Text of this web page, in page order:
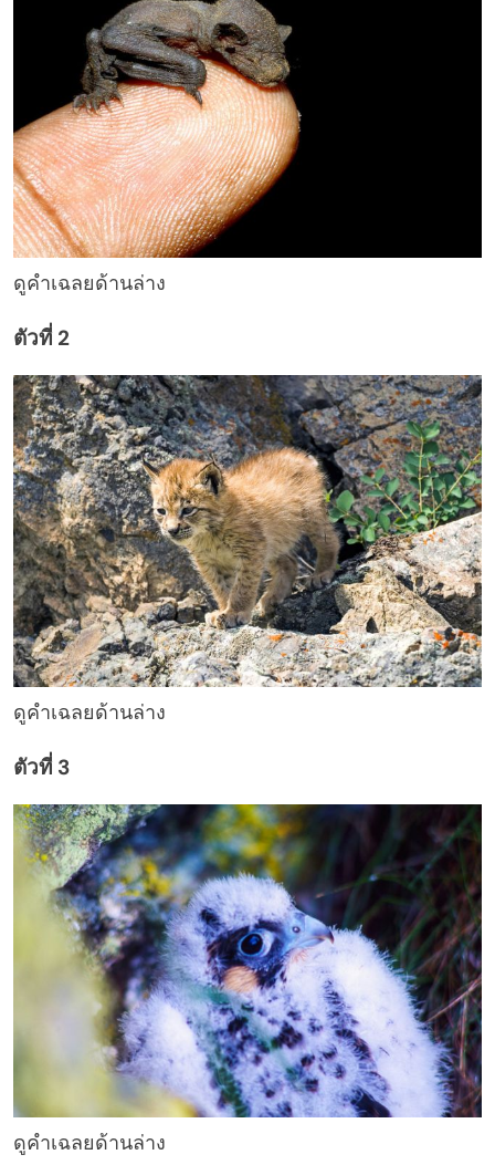
ดูคำเฉลยด้านล่าง
ตัวที่ 2
ดูคำเฉลยด้านล่าง
ตัวที่ 3
ดูคำเฉลยด้านล่าง